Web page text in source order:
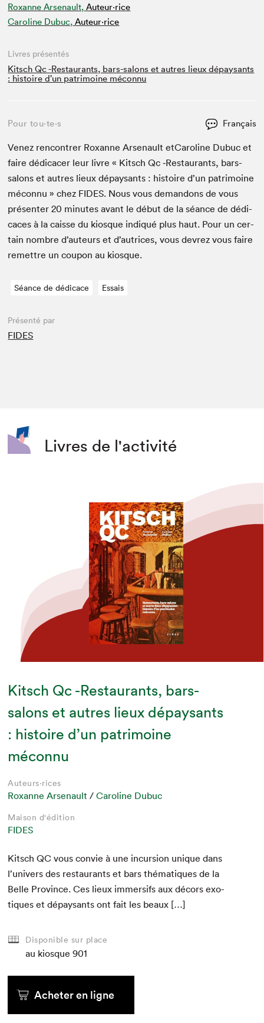
Roxanne Arsenault, Auteur·rice
Caroline Dubuc, Auteur·rice
Livres présentés
Kitsch Qc -Restaurants, bars-salons et autres lieux dépaysants
: histoire d’un patrimoine méconnu
Pour tou⋅te⋅s Français
Venez ren­con­tr­er Rox­anne Arse­nault etCaro­line Dubuc et
faire dédi­cac­er leur livre « Kitsch Qc ‑Restau­rants, bars-
salons et autres lieux dépaysants : his­toire d’un pat­ri­moine
mécon­nu » chez FIDES. Nous vous deman­dons de vous
présen­ter20 min­utes avant le début de la séance de dédi­
caces à la caisse du kiosque indiqué plus haut. Pour un cer­
tain nom­bre d’auteurs et d’autrices, vous devrez vous faire
remet­tre un coupon au kiosque.
Séance de dédicace Essais
Présenté par
FIDES
Livres de l'activité
Kitsch Qc -Restaurants, bars-
salons et autres lieux dépaysants
: histoire d’un patrimoine
méconnu
Auteurs·rices
Roxanne Arsenault /Caroline Dubuc
Maison d'édition
FIDES
KitschQC vous con­vie à une incur­sion unique dans
l’univers des restau­rants et bars thé­ma­tiques de la
Belle Province. Ces lieux immer­sifs aux décors exo­
tiques et dépaysants ont fait les beaux […]
Disponible sur place
au kiosque 901
Acheter en ligne